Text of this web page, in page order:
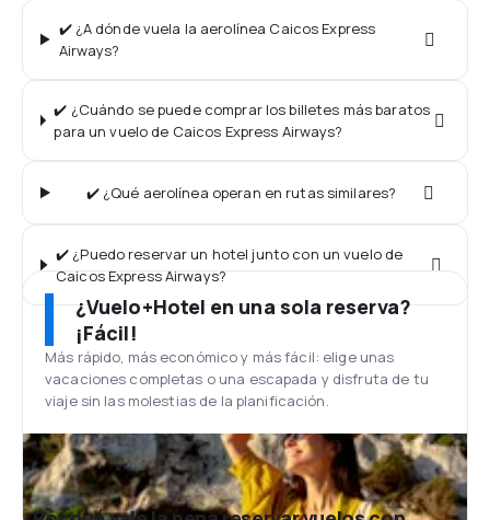
✔️ ¿A dónde vuela la aerolínea Caicos Express
Airways?
✔️ ¿Cuándo se puede comprar los billetes más baratos
para un vuelo de Caicos Express Airways?
✔️ ¿Qué aerolínea operan en rutas similares?
✔️ ¿Puedo reservar un hotel junto con un vuelo de
Caicos Express Airways?
¿Vuelo+Hotel en una sola reserva?
¡Fácil!
Más rápido, más económico y más fácil: elige unas
vacaciones completas o una escapada y disfruta de tu
viaje sin las molestias de la planificación.